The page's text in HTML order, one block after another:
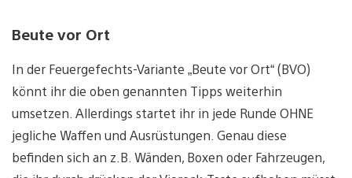
Beute vor Ort
In der Feuergefechts-Variante „Beute vor Ort“ (BVO)
könnt ihr die oben genannten Tipps weiterhin
umsetzen. Allerdings startet ihr in jede Runde OHNE
jegliche Waffen und Ausrüstungen. Genau diese
befinden sich an z.B. Wänden, Boxen oder Fahrzeugen,